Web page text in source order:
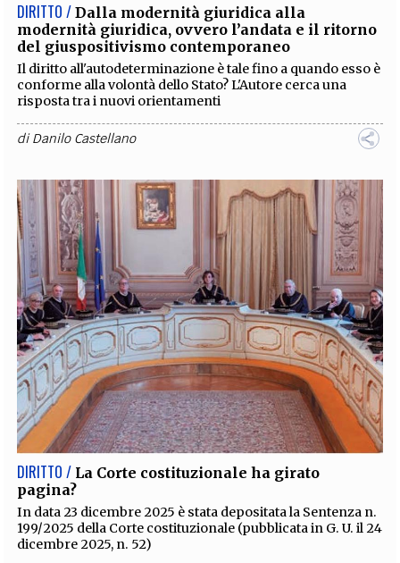
DIRITTO / Dalla modernità giuridica alla
modernità giuridica, ovvero l’andata e il ritorno
del giuspositivismo contemporaneo
Il diritto all'autodeterminazione è tale fino a quando esso è
conforme alla volontà dello Stato? L'Autore cerca una
risposta tra i nuovi orientamenti
diDanilo Castellano
DIRITTO / La Corte costituzionale ha girato
pagina?
In data 23 dicembre 2025 è stata depositata la Sentenza n.
199/2025 della Corte costituzionale (pubblicata in G. U. il 24
dicembre 2025, n. 52)